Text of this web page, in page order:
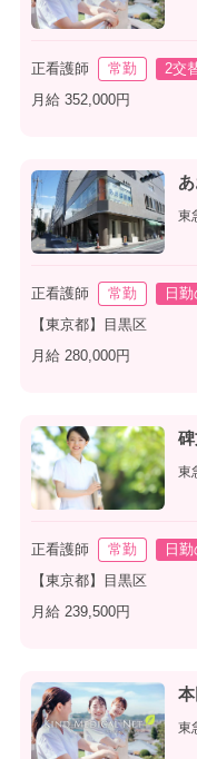
正看護師 常勤 2交
月給 352,000円
東
正看護師 常勤 日
【東京都】目黒区
月給 280,000円
東
正看護師 常勤 日
【東京都】目黒区
月給 239,500円
東